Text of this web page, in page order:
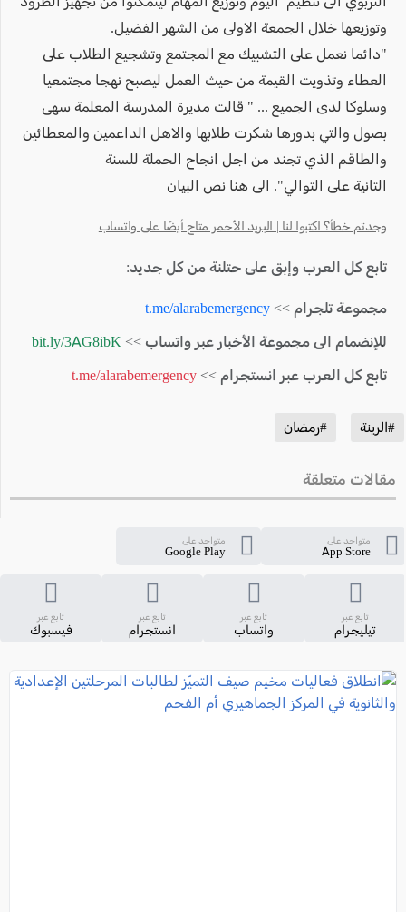
وتوزيعها خلال الجمعة الاولى من الشهر الفضيل.
"دائما نعمل على التشبيك مع المجتمع وتشجيع الطلاب على
العطاء وتذويت القيمة من حيث العمل ليصبح نهجا مجتمعيا
وسلوكا لدى الجميع ... " قالت مديرة المدرسة المعلمة سهى
بصول والتي بدورها شكرت طلابها والاهل الداعمين والمعطائين
والطاقم الذي تجند من اجل انجاح الحملة للسنة
التانية على التوالي". الى هنا نص البيان
وجدتم خطأ؟ اكتبوا لنا | البريد الأحمر متاح أيضًا على واتساب
تابع كل العرب وإبق على حتلنة من كل جديد:
مجموعة تلجرام >> t.me/alarabemergency
للإنضمام الى مجموعة الأخبار عبر واتساب >> bit.ly/3AG8ibK
تابع كل العرب عبر انستجرام >> t.me/alarabemergency
#الرينة #رمضان
مقالات متعلقة
متواجد على
App Store
متواجد على
Google Play
تابع عبر
تيليجرام
تابع عبر
واتساب
تابع عبر
انستجرام
تابع عبر
فيسبوك